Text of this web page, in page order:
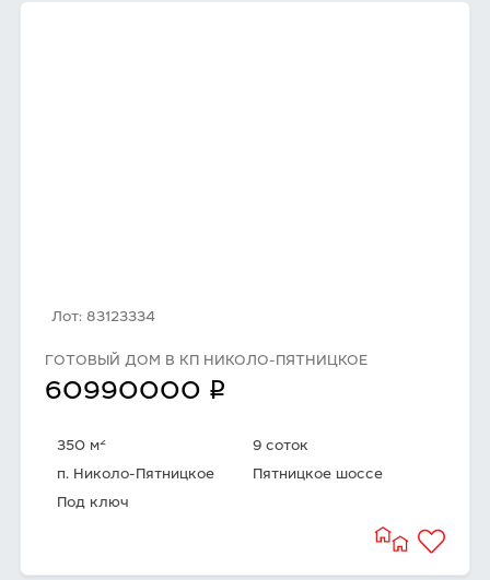
Лот: 83123334
ГОТОВЫЙ ДОМ В КП НИКОЛО-ПЯТНИЦКОЕ
60990000 q
350 м2
9 соток
п. Николо-Пятницкое
Пятницкое шоссе
Под ключ